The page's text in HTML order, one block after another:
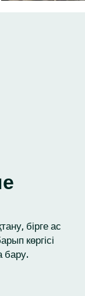
бірге ас
көргісі
бару.